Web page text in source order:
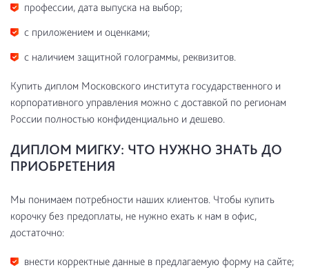
профессии, дата выпуска на выбор;
с приложением и оценками;
с наличием защитной голограммы, реквизитов.
Купить диплом Московского института государственного и
корпоративного управления можно с доставкой по регионам
России полностью конфиденциально и дешево.
ДИПЛОМ МИГКУ: ЧТО НУЖНО ЗНАТЬ ДО
ПРИОБРЕТЕНИЯ
Мы понимаем потребности наших клиентов. Чтобы купить
корочку без предоплаты, не нужно ехать к нам в офис,
достаточно:
внести корректные данные в предлагаемую форму на сайте;